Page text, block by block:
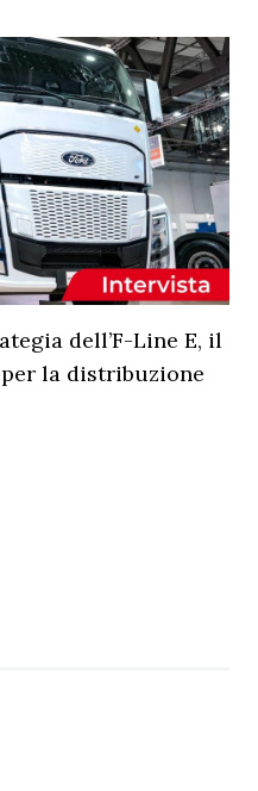
dell’F-Line E, il
la distribuzione